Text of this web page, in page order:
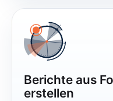
Berichte aus
erstellen